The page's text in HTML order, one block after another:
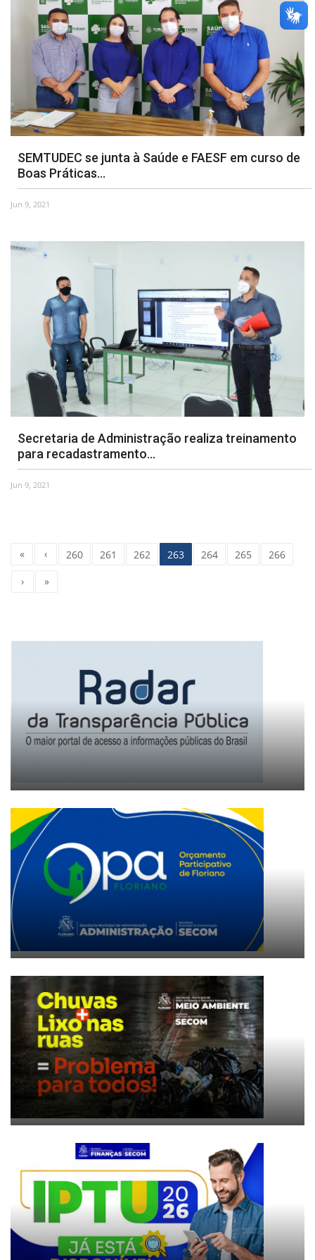
SEMTUDEC se junta à Saúde e FAESF em curso de
Boas Práticas...
Jun 9, 2021
Secretaria de Administração realiza treinamento
para recadastramento...
Jun 9, 2021
« ‹ 260 261 262 263 264 265
266
›
»